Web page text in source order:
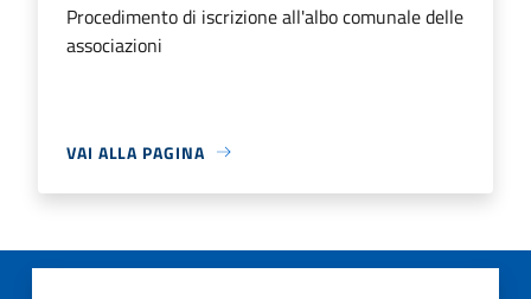
Procedimento di iscrizione all'albo comunale delle
associazioni
VAI ALLA PAGINA